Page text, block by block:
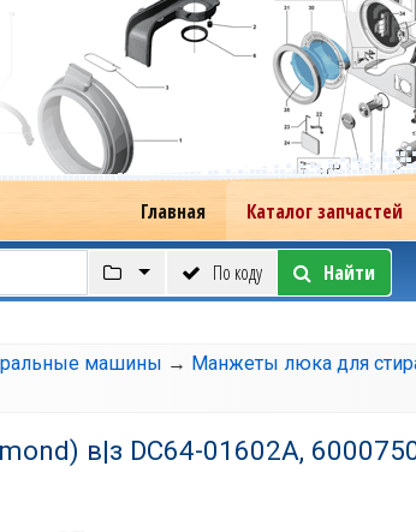
Главная Каталог запчастей
По коду Найти
машины → Манжеты люка для
в|з DC64-01602A,